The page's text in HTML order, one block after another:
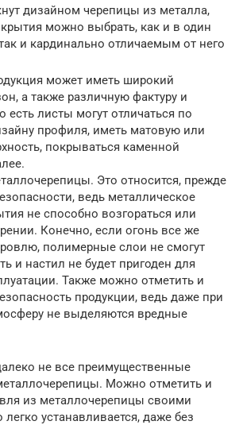
дизайном черепицы из металла,
можно выбрать, как и в один
и кардинально отличаемым от него
может иметь широкий
а также различную фактуру и
есть листы могут отличаться по
профиля, иметь матовую или
покрываться каменной
Это относится, прежде
ведь металлическое
не способно возгораться или
Конечно, если огонь все же
полимерные слои не смогут
и настил не будет пригоден для
Также можно отметить и
продукции, ведь даже при
не выделяются вредные
не все преимущественные
Можно отметить и
из металлочерепицы своими
устанавливается, даже без